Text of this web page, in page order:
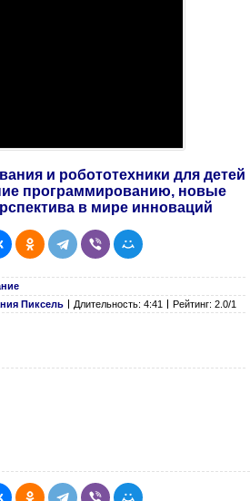
и робототехники для детей
программированию, новые
в мире инноваций
Пиксель Длительность: 4:41 Рейтинг: 2.0/1